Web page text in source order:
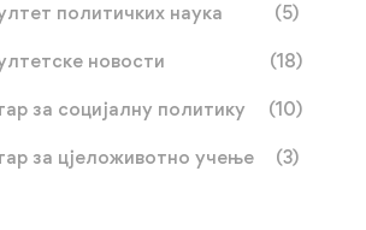
политичких наука (5)
новости (18)
за социјалну политику (10)
за цјеложивотно учење (3)